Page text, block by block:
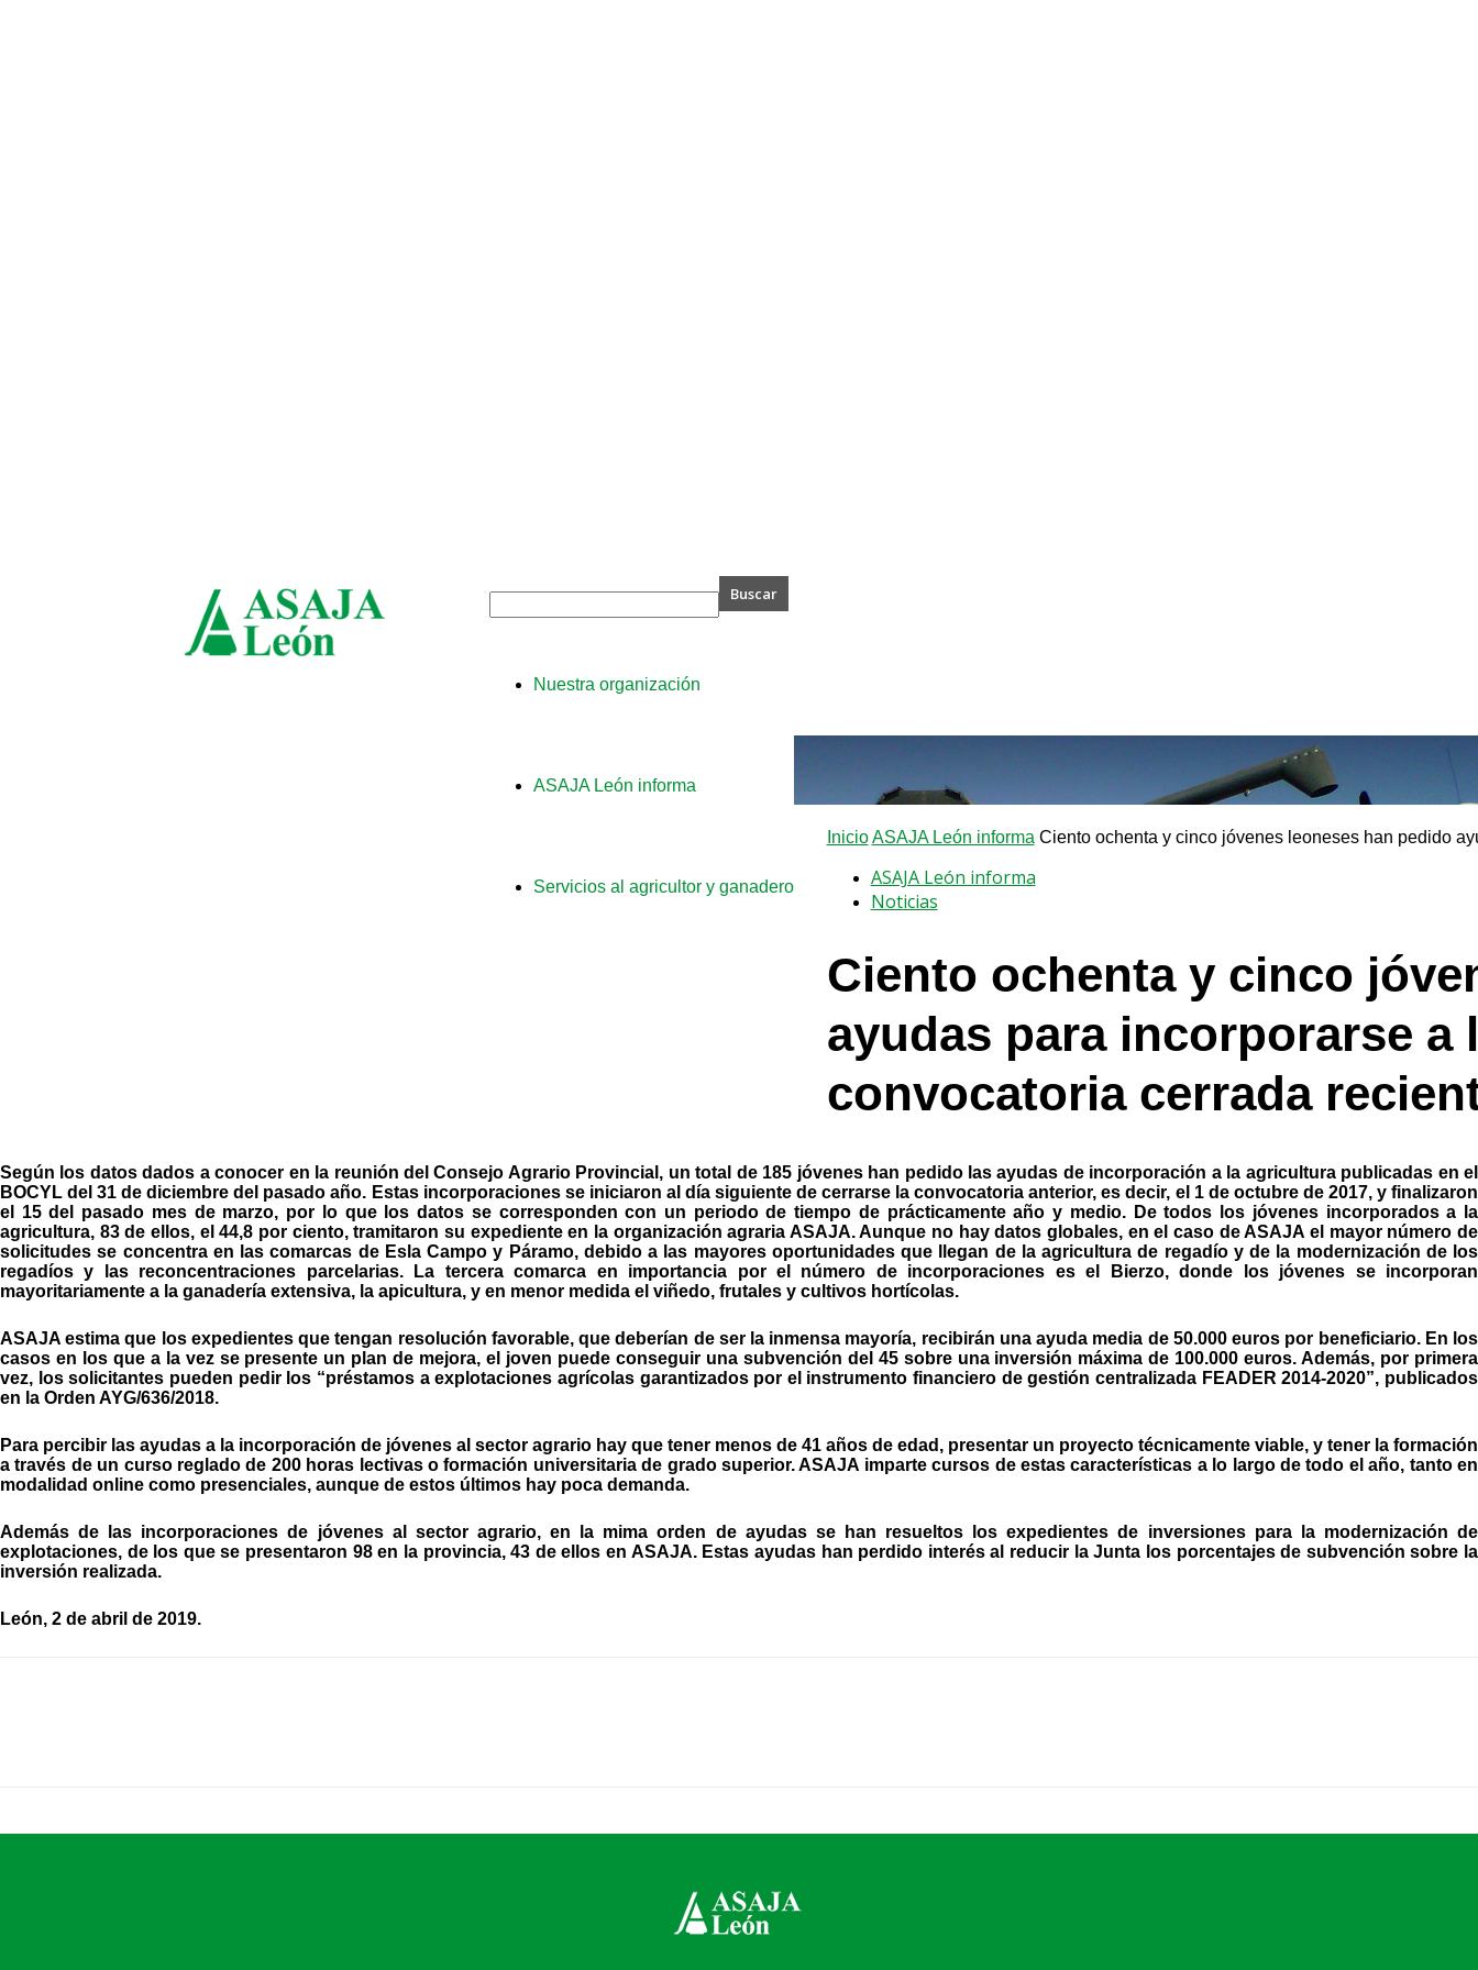
Nuestra organización
ASAJA León informa
Servicios al agricultor y ganadero
Inicio ASAJA León informa Ciento ochenta y cinco jóvenes leoneses han pedido
ASAJA León informa
Noticias
Ciento ochenta y cinco
ayudas para incorporarse a
convocatoria cerrada
Según los datos dados a conocer en la reunión del Consejo Agrario Provincial, un total de 185 jóvenes han pedido las ayudas de incorporación a la agricultura publicadas en el
BOCYL del 31 de diciembre del pasado año. Estas incorporaciones se iniciaron al día siguiente de cerrarse la convocatoria anterior, es decir, el 1 de octubre de 2017, y finalizaron
el 15 del pasado mes de marzo, por lo que los datos se corresponden con un periodo de tiempo de prácticamente año y medio. De todos los jóvenes incorporados a la
agricultura, 83 de ellos, el 44,8 por ciento, tramitaron su expediente en la organización agraria ASAJA. Aunque no hay datos globales, en el caso de ASAJA el mayor número de
solicitudes se concentra en las comarcas de Esla Campo y Páramo, debido a las mayores oportunidades que llegan de la agricultura de regadío y de la modernización de los
regadíos y las reconcentraciones parcelarias. La tercera comarca en importancia por el número de incorporaciones es el Bierzo, donde los jóvenes se incorporan
mayoritariamente a la ganadería extensiva, la apicultura, y en menor medida el viñedo, frutales y cultivos hortícolas.
ASAJA estima que los expedientes que tengan resolución favorable, que deberían de ser la inmensa mayoría, recibirán una ayuda media de 50.000 euros por beneficiario. En los
casos en los que a la vez se presente un plan de mejora, el joven puede conseguir una subvención del 45 sobre una inversión máxima de 100.000 euros. Además, por primera
vez, los solicitantes pueden pedir los “préstamos a explotaciones agrícolas garantizados por el instrumento financiero de gestión centralizada FEADER 2014-2020”, publicados
en la Orden AYG/636/2018.
Para percibir las ayudas a la incorporación de jóvenes al sector agrario hay que tener menos de 41 años de edad, presentar un proyecto técnicamente viable, y tener la formación
a través de un curso reglado de 200 horas lectivas o formación universitaria de grado superior. ASAJA imparte cursos de estas características a lo largo de todo el año, tanto en
modalidad online como presenciales, aunque de estos últimos hay poca demanda.
Además de las incorporaciones de jóvenes al sector agrario, en la mima orden de ayudas se han resueltos los expedientes de inversiones para la modernización de
explotaciones, de los que se presentaron 98 en la provincia, 43 de ellos en ASAJA. Estas ayudas han perdido interés al reducir la Junta los porcentajes de subvención sobre la
inversión realizada.
León, 2 de abril de 2019.